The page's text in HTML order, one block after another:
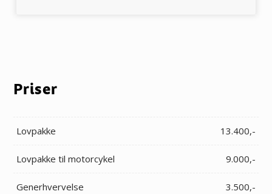
Priser
Lovpakke 13.400,-
Lovpakke til motorcykel 9.000,-
Generhvervelse 3.500,-